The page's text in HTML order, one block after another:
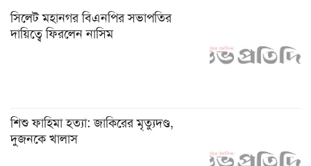
সিলেট মহানগর বিএনপির সভাপতির
দায়িত্বে ফিরলেন নাসিম
শিশু ফাহিমা হত্যা: জাকিরের মৃত্যুদণ্ড,
দুজনকে খালাস